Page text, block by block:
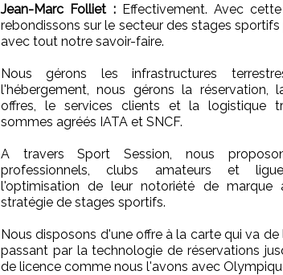
Jean-Marc Folliet :Effectivement. Avec
rebondissons sur le secteur des stages sportifs
avec tout notre savoir-faire.
Nous gérons les infrastructures
l'hébergement, nous gérons la réservation,
offres, le services clients et la logistique
sommes agréés IATA et SNCF.
A travers Sport Session, nous
professionnels, clubs amateurs et
l'optimisation de leur notoriété de marque
stratégie de stages sportifs.
Nous disposons d'une offre à la carte qui va
passant par la technologie de réservations
de licence comme nous l'avons avec